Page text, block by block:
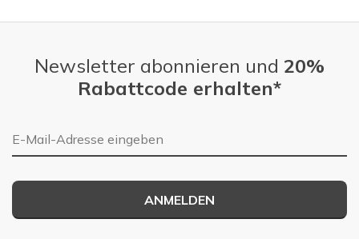
Newsletter abonnieren und 20%
Rabattcode erhalten*
E-Mail-Adresse
ANMELDEN